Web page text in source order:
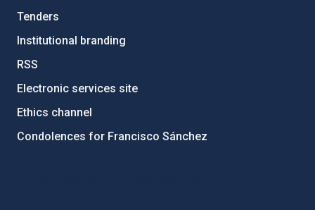
Tenders
Institutional branding
RSS
Electronic services site
Ethics channel
Condolences for Francisco Sánchez